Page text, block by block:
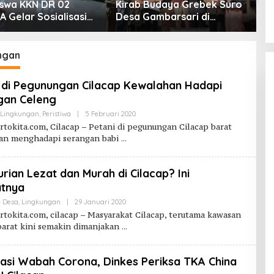
KKN DR 02
Gelar Sosialisasi
Bahaya Narkoba
Jeruklegi
Kirab Budaya Grebek Suro
Desa Gambarsari di
Purbalingga Banjir
Pegunungan Cilacap Kewalahan Hadapi
Celeng
Lingkungan, Peristiwa 5 Februari 2020Oleh
Kita
Cilacap – Petani di pegunungan Cilacap barat
menghadapi serangan babi
Lezat dan Murah di Cilacap? Ini
Desa, Lingkungan 29 Januari 2020Oleh
Kita
cilacap – Masyarakat Cilacap, terutama kawasan
kini semakin dimanjakan
Wabah Corona, Dinkes Periksa TKA China